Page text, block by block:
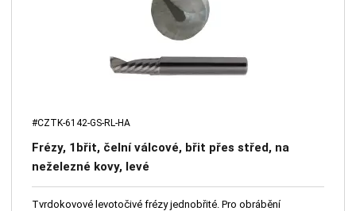
#CZTK-6142-GS-RL-HA
Frézy, 1břit, čelní válcové, břit přes střed, na
neželezné kovy, levé
Tvrdokovové levotočivé frézy jednobřité. Pro obrábění